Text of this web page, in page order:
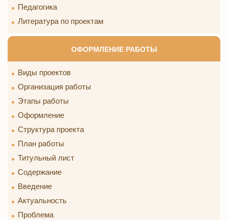
Педагогика
Литература по проектам
ОФОРМЛЕНИЕ РАБОТЫ
Виды проектов
Организация работы
Этапы работы
Оформление
Структура проекта
План работы
Титульный лист
Содержание
Введение
Актуальность
Проблема